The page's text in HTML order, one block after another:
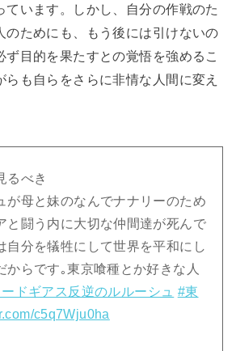
ています。しかし、自分の作戦のた
のためにも、もう後には引けないの
ず目的を果たすとの覚悟を強めるこ
らも自らをさらに非情な人間に変え
るべき
が母と妹のなんでナナリーのため
と闘う内に大切な仲間達が死んで
自分を犠牲にして世界を平和にし
からです｡東京喰種とか好きな人
ドギアス反逆のルルーシュ #東
c5q7Wju0ha